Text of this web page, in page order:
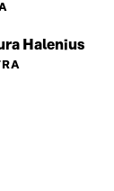
Halenius